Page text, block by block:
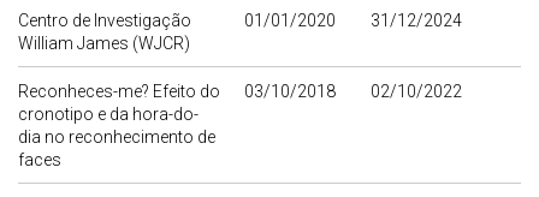
Centro de Investigação
William James (WJCR)
01/01/2020 31/12/2024
Reconheces-me? Efeito do
cronotipo e da hora-do-
dia no reconhecimento de
faces
03/10/2018 02/10/2022